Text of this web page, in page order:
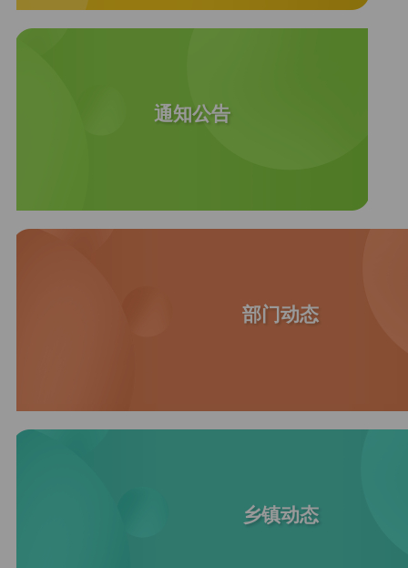
通知公告
部门动态
乡镇动态